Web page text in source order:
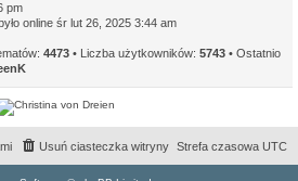
pm
online śr lut 26, 2025 3:44 am
4473 • Liczba użytkowników: 5743 • Ostatnio
Strefa czasowa UTC
Usuń ciasteczka witryny